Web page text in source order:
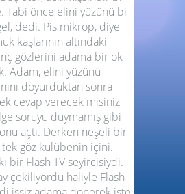
Tabi önce elini yüzünü bi
dedi. Pis mikrop, diye
kaşlarının altındaki
gözlerini adama bir ok
Adam, elini yüzünü
doyurduktan sonra
cevap verecek misiniz
soruyu duymamış gibi
açtı. Derken neşeli bir
tek göz kulübenin içini.
bir Flash TV seyircisiydi.
çekiliyordu haliyle Flash